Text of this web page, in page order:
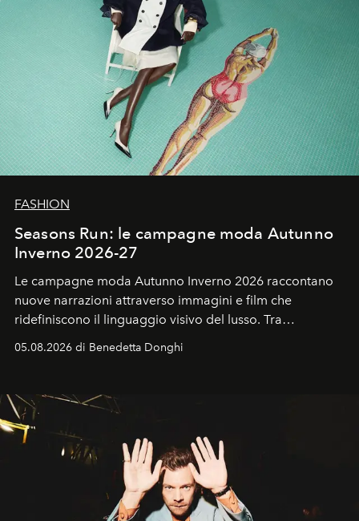
FASHION
Seasons Run: le campagne moda Autunno
Inverno 2026-27
Le campagne moda Autunno Inverno 2026 raccontano
nuove narrazioni attraverso immagini e film che
ridefiniscono il linguaggio visivo del lusso. Tra
protagonisti del cinema, volti della cultura
contemporanea e storytelling d'autore, le maison
di esprimere identità, visione e desiderio.
05.08.2026 di Benedetta Donghi